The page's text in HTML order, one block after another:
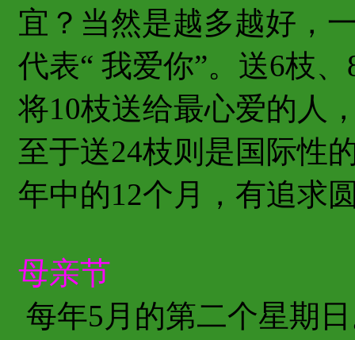
宜？当然是越多越好，
代表“ 我爱你”。送6枝
将10枝送给最心爱的人
至于送24枝则是国际性
年中的12个月，有追求
母亲节
每年5月的第二个星期